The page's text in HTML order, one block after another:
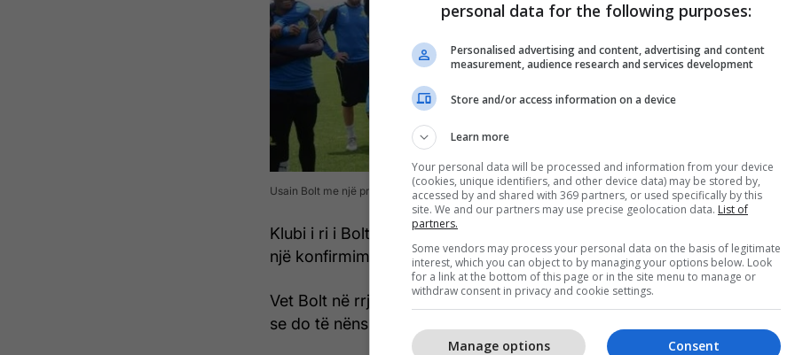
Usain Bolt me një prej bashklojtarëve, Foto: Gallo Images
Klubi i ri i Bolt ka aluduar për transferimin e tij duke paralajmëruar
një konfirmim zyrtar për të martën gjatë ditës.
Vet Bolt në rrjetet sociale nxiti i pari kurreshtjen duke paralajmëruar
se do të nënshkruaje me një klub futbolli.
personal data for the following purposes:
Personalised advertising and content, advertising and content
measurement, audience research and services development
Store and/or access information on a device
Learn more
Your personal data will be processed and information from your device
(cookies, unique identifiers, and other device data) may be stored by,
accessed by and shared with 369 partners, or used specifically by this
site. We and our partners may use precise geolocation data. List of
partners.
Some vendors may process your personal data on the basis of legitimate
interest, which you can object to by managing your options below. Look
for a link at the bottom of this page or in the site menu to manage or
withdraw consent in privacy and cookie settings.
Consent
Manage options